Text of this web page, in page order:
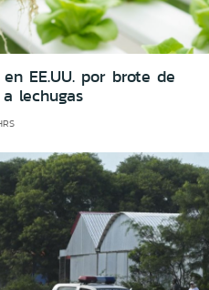
EE.UU. por brote de
lechugas